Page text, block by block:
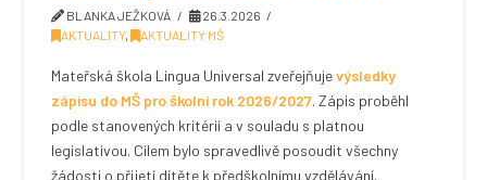
BLANKA JEŽKOVÁ
26.3.2026
AKTUALITY, AKTUALITY MŠ
Mateřská škola Lingua Universal zveřejňujevýsledky
zápisu do MŠ pro školní rok 2026/2027. Zápis proběhl
podle stanovených kritérií a v souladu s platnou
legislativou. Cílem bylo spravedlivě posoudit všechny
žádosti o přijetí dítěte k předškolnímu vzdělávání.